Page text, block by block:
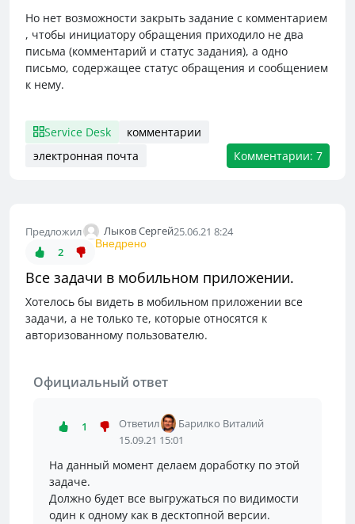
Но нет возможности закрыть задание с комментарием
, чтобы инициатору обращения приходило не два
письма (комментарий и статус задания), а одно
письмо, содержащее статус обращения и сообщением
к нему.
Service Desk
комментарии
электронная почта
Комментарии: 7
Предложил Лыков Сергей25.06.21 8:24
2
Внедрено
Все задачи в мобильном приложении.
Хотелось бы видеть в мобильном приложении все
задачи, а не только те, которые относятся к
авторизованному пользователю.
Официальный ответ
1 Ответил
Барилко Виталий
15.09.21 15:01
На данный момент делаем доработку по этой
задаче.
Должно будет все выгружаться по видимости
один к одному как в десктопной версии.